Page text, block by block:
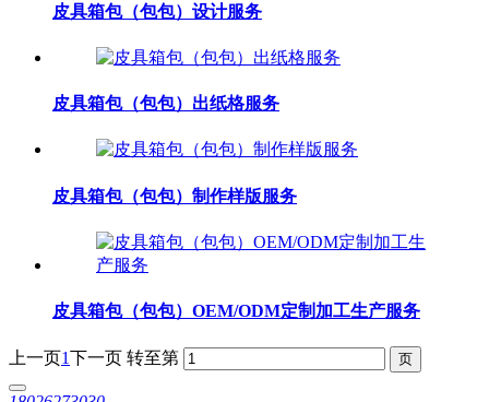
皮具箱包（包包）设计服务
皮具箱包（包包）出纸格服务
皮具箱包（包包）制作样版服务
皮具箱包（包包）OEM/ODM定制加工生产服务
上一页1下一页 转至第